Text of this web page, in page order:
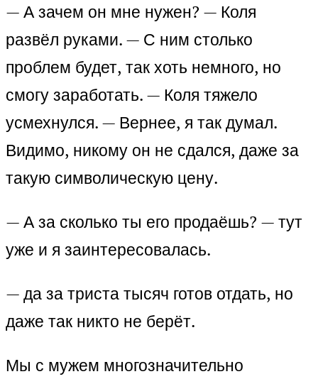
— А зачем он мне нужен? — Коля
развёл руками. — С ним столько
проблем будет, так хоть немного, но
смогу заработать. — Коля тяжело
усмехнулся. — Вернее, я так думал.
Видимо, никому он не сдался, даже за
такую символическую цену.
— А за сколько ты его продаёшь? — тут
уже и я заинтересовалась.
— да за триста тысяч готов отдать, но
даже так никто не берёт.
Мы с мужем многозначительно